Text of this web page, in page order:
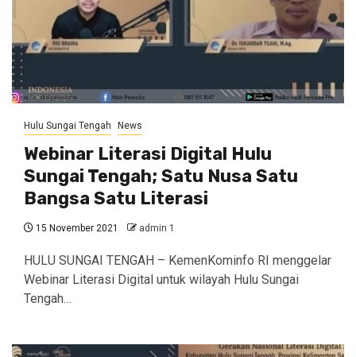
Hulu Sungai Tengah News
Webinar Literasi Digital Hulu
Sungai Tengah; Satu Nusa Satu
Bangsa Satu Literasi
15 November 2021 admin 1
HULU SUNGAI TENGAH – KemenKominfo RI menggelar
Webinar Literasi Digital untuk wilayah Hulu Sungai
Tengah…